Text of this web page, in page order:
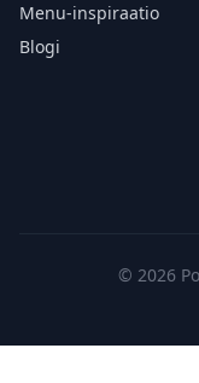
Menu-inspiraatio
Blogi
© 2026